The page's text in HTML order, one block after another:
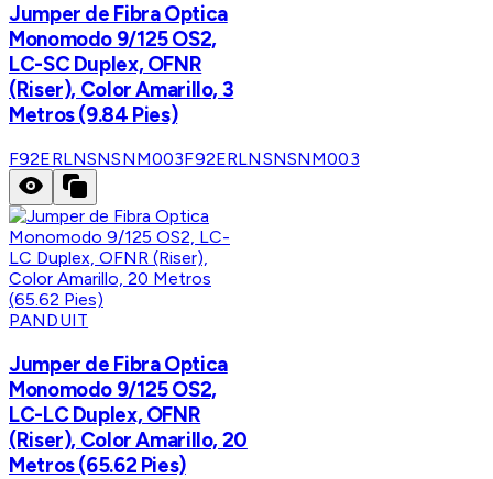
Jumper de Fibra Optica
Monomodo 9/125 OS2,
LC-SC Duplex, OFNR
(Riser), Color Amarillo, 3
Metros (9.84 Pies)
F92ERLNSNSNM003F92ERLNSNSNM003
PANDUIT
Jumper de Fibra Optica
Monomodo 9/125 OS2,
LC-LC Duplex, OFNR
(Riser), Color Amarillo, 20
Metros (65.62 Pies)